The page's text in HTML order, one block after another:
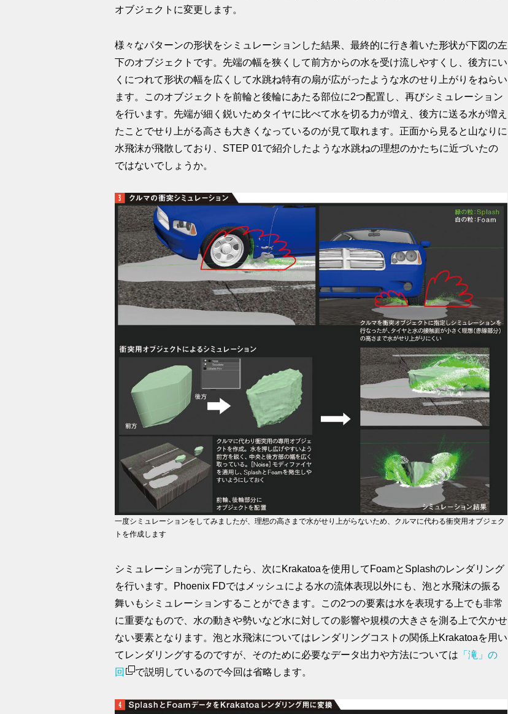
オブジェクトに変更します。
様々なパターンの形状をシミュレーションした結果、最終的に行き着いた形状が下図の左
下のオブジェクトです。先端の幅を狭くして前方からの水を受け流しやすくし、後方にい
くにつれて形状の幅を広くして水跳ね特有の扇が広がったような水のせり上がりをねらい
ます。このオブジェクトを前輪と後輪にあたる部位に2つ配置し、再びシミュレーション
を行います。先端が細く鋭いためタイヤに比べて水を切る力が増え、後方に送る水が増え
たことでせり上がる高さも大きくなっているのが見て取れます。正面から見ると山なりに
水飛沫が飛散しており、STEP 01で紹介したような水跳ねの理想のかたちに近づいたの
ではないでしょうか。
一度シミュレーションをしてみましたが、理想の高さまで水がせり上がらないため、クルマに代わる衝突用オブジェク
トを作成します
シミュレーションが完了したら、次にKrakatoaを使用してFoamとSplashのレンダリング
を行います。Phoenix FDではメッシュによる水の流体表現以外にも、泡と水飛沫の振る
舞いもシミュレーションすることができます。この2つの要素は水を表現する上でも非常
に重要なもので、水の動きや勢いなど水に対しての影響や規模の大きさを測る上で欠かせ
ない要素となります。泡と水飛沫についてはレンダリングコストの関係上Krakatoaを用い
てレンダリングするのですが、そのために必要なデータ出力や方法については 「滝」の
回
で説明しているので今回は省略します。